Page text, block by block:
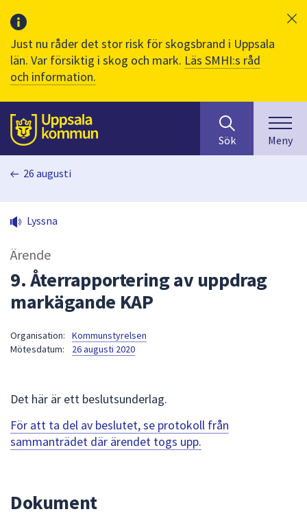
Just nu råder det stor risk för skogsbrand i Uppsala
län. Var försiktig i skog och mark. Läs SMHI:s råd
och information.
Till sidans
huvudinnehåll
efter
innehåll
på
sökfältet
kommer
för
att
navigera
Sök Meny
26 augusti
Lyssna
Ärende
9. Återrapportering av uppdrag
markägande KAP
Organisation:
Kommunstyrelsen
Mötesdatum:
26 augusti 2020
Det här är ett beslutsunderlag.
För att ta del av beslutet, se protokoll från
sammanträdet där ärendet togs upp.
Dokument